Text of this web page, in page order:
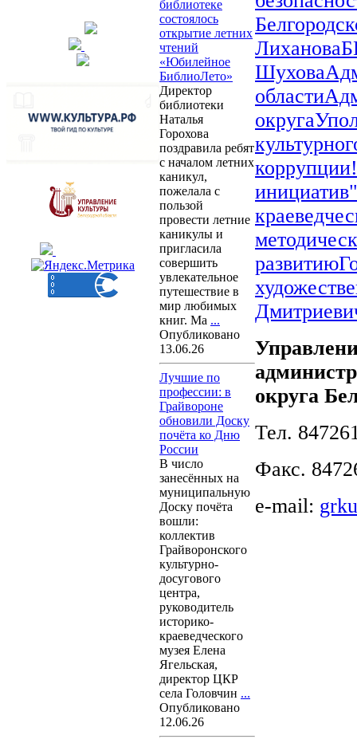
библиотеке
состоялось
открытие летних
чтений
«Юбилейное
БиблиоЛето»
Директор
библиотеки
Наталья
Горохова
поздравила ребят
с началом летних
каникул,
пожелала с
пользой
провести летние
каникулы и
пригласила
совершить
увлекательное
путешествие в
мир любимых
книг. Ма ...
Опубликовано
13.06.26
Лучшие по
профессии: в
Грайвороне
обновили Доску
почёта ко Дню
России
В число
занесённых на
муниципальную
Доску почёта
вошли:
коллектив
Грайворонского
культурно-
досугового
центра,
руководитель
историко-
краеведческого
музея Елена
Ягельская,
директор ЦКР
села Головчин ...
Опубликовано
12.06.26
Лиханова
Шухова
области
округа
инициатив"
развитию
округа
Тел.
Факс.
e-mail: